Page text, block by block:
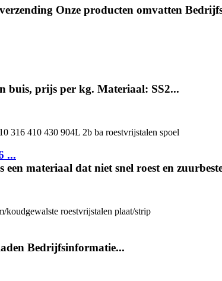
Onze producten omvatten
buis, prijs per kg. Materiaal: SS2...
...
materiaal dat niet snel roest en
Bedrijfsinformatie...